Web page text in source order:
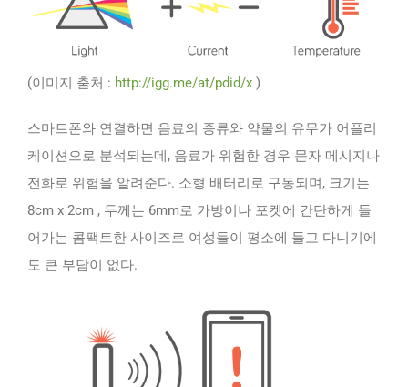
(이미지 출처 : http://igg.me/at/pdid/x )
스마트폰와 연결하면 음료의 종류와 약물의 유무가 어플리
케이션으로 분석되는데, 음료가 위험한 경우 문자 메시지나
전화로 위험을 알려준다. 소형 배터리로 구동되며, 크기는
8cm x 2cm , 두께는 6mm로 가방이나 포켓에 간단하게 들
어가는 콤팩트한 사이즈로 여성들이 평소에 들고 다니기에
도 큰 부담이 없다.